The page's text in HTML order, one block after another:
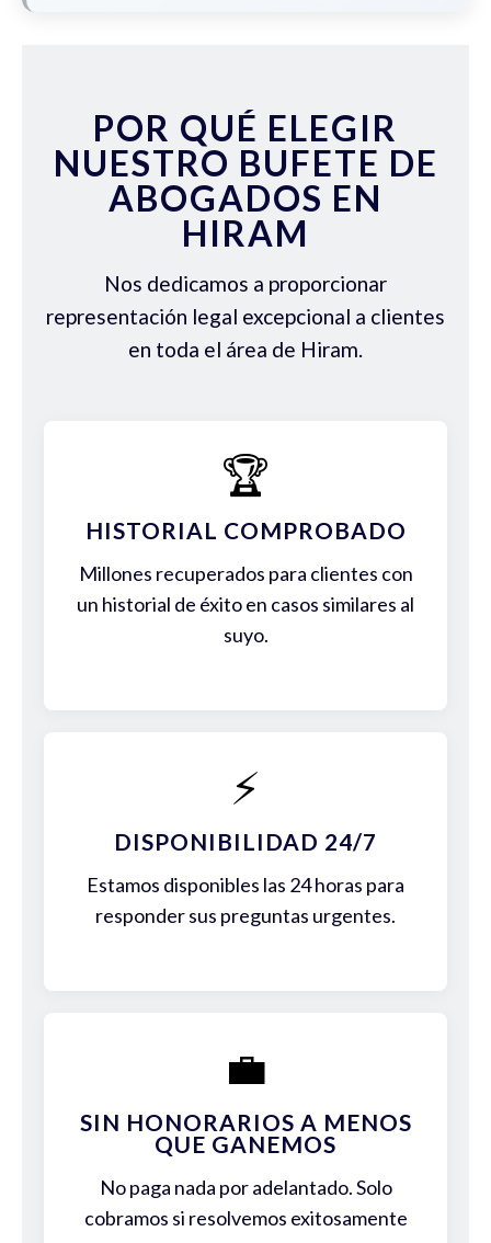
POR QUÉ ELEGIR
NUESTRO BUFETE DE
ABOGADOS EN
HIRAM
Nos dedicamos a proporcionar
representación legal excepcional a clientes
en toda el área de Hiram.
🏆
HISTORIAL COMPROBADO
Millones recuperados para clientes con
un historial de éxito en casos similares al
suyo.
⚡
DISPONIBILIDAD 24/7
Estamos disponibles las 24 horas para
responder sus preguntas urgentes.
💼
SIN HONORARIOS A MENOS
QUE GANEMOS
No paga nada por adelantado. Solo
cobramos si resolvemos exitosamente